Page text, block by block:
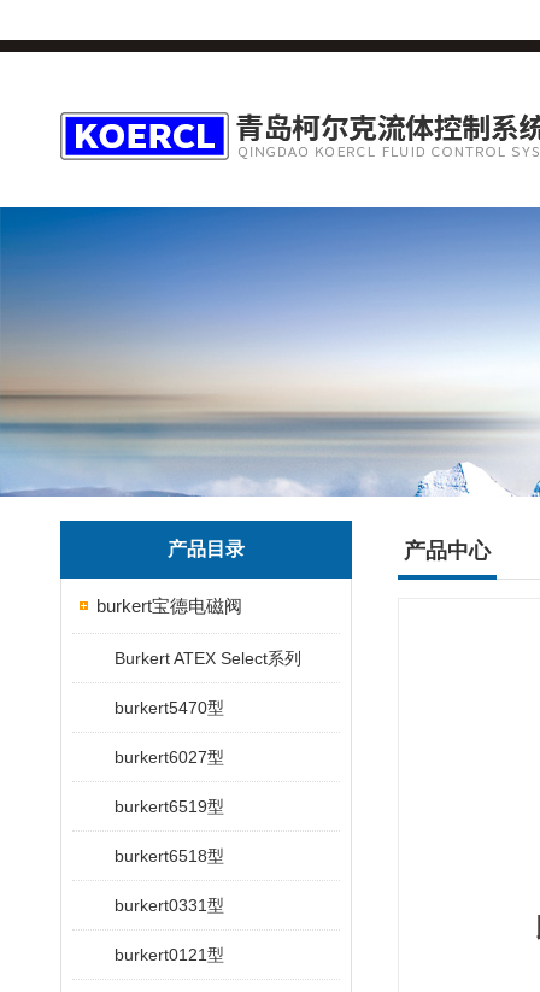
产品目录
burkert宝德电磁阀
Burkert ATEX Select系列
burkert5470型
burkert6027型
burkert6519型
burkert6518型
burkert0331型
burkert0121型
产品中心